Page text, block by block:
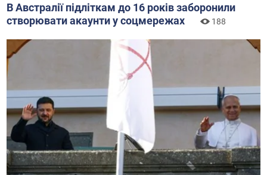
В Австралії підліткам до 16 років заборонили
створювати акаунти у соцмережах
188